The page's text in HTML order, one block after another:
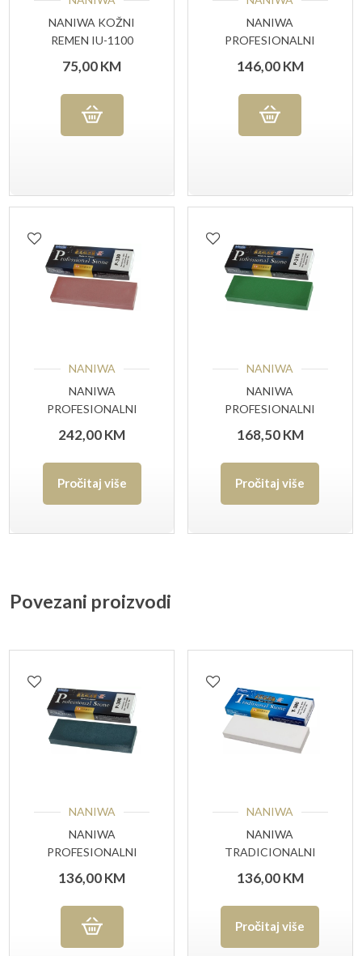
NANIWA KOŽNI
REMEN IU-1100
75,00KM
NANIWA
PROFESIONALNI
GRIT
146,00KM
NANIWA
NANIWA
PROFESIONALNI
GRIT
242,00KM
Pročitaj više
NANIWA
NANIWA
PROFESIONALNI
GRIT
168,50KM
Pročitaj više
Povezani proizvodi
NANIWA
NANIWA
PROFESIONALNI
KAMEN P-306 #600
GRIT
136,00KM
NANIWA
NANIWA
TRADICIONALNI
KAMEN #8000 GRIT
136,00KM
Pročitaj više